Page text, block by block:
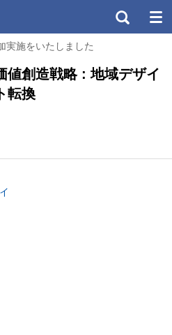
実施をいたしました
値創造戦略 : 地域デザイ
転換